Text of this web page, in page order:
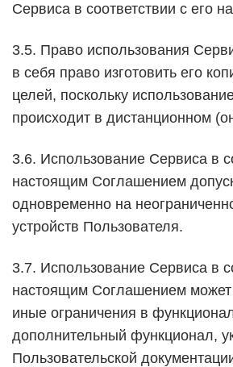
Сервиса в соответствии с его
3.5. Право использования
в себя право изготовить его
целей, поскольку
происходит в дистанционном
3.6. Использование Сервиса в
настоящим Соглашением
одновременно на
устройств Пользователя.
3.7. Использование Сервиса в
настоящим Соглашением может
иные ограничения в
дополнительный функционал,
Пользовательской